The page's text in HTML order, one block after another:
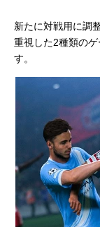
新たに対戦用に調
重視した2種類の
す。